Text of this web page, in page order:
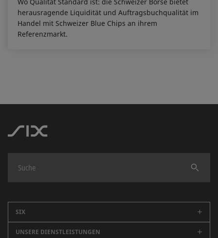
herausragende Liquidität und Auftragsbuchqualität im
Handel mit Schweizer Blue Chips an ihrem
Referenzmarkt.
Finden
SIX
Unternehmen
UNSERE DIENSTLEISTUNGEN